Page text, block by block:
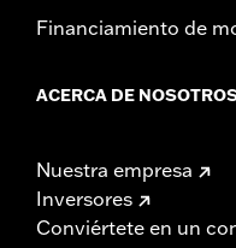
Financiamiento de
ACERCA DE
Nuestra empresa
Inversores
Conviértete en un